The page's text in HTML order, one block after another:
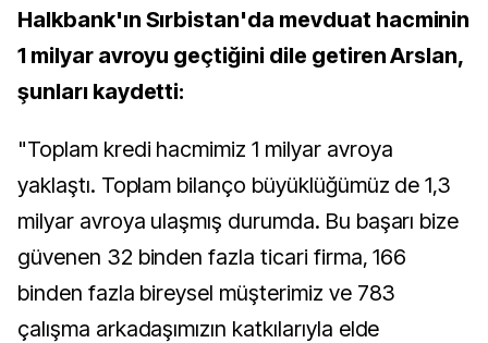
Halkbank'ın Sırbistan'da mevduat hacminin
1 milyar avroyu geçtiğini dile getiren Arslan,
şunları kaydetti:
"Toplam kredi hacmimiz 1 milyar avroya
yaklaştı. Toplam bilanço büyüklüğümüz de 1,3
milyar avroya ulaşmış durumda. Bu başarı bize
güvenen 32 binden fazla ticari firma, 166
binden fazla bireysel müşterimiz ve 783
çalışma arkadaşımızın katkılarıyla elde